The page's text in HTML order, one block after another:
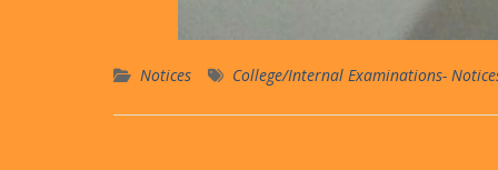
Notices College/Internal Examinations-